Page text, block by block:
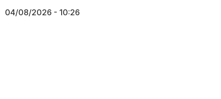
04/08/2026 10:26